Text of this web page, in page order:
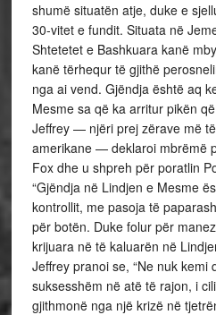
shumë situatën atje, duke e
30-vitet e fundit. Situata në
Shtetetet e Bashkuara kanë
kanë tërhequr të gjithë
nga ai vend. Gjëndja është aq
Mesme sa që ka arritur pikën
Jeffrey — njëri prej zërave më
amerikane — deklaroi mbrëmë
Fox dhe u shpreh për poratlin
“Gjëndja në Lindjen e Mesme
kontrollit, me pasoja të
për botën. Duke folur për
krijuara në të kaluarën në
Jeffrey pranoi se, “Ne nuk kemi
suksesshëm në atë të rajon, i
gjithmonë nga një krizë në